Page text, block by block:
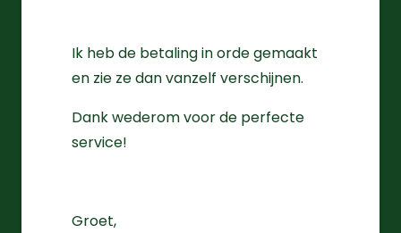
Ik heb de betaling in orde gemaakt
en zie ze dan vanzelf verschijnen.
Dank wederom voor de perfecte
service!
Groet,